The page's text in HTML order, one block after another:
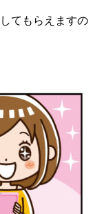
してもらえますの